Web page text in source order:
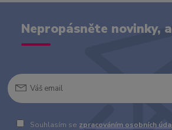
Nepropásněte novinky,
Souhlasím se zpracováním osobních